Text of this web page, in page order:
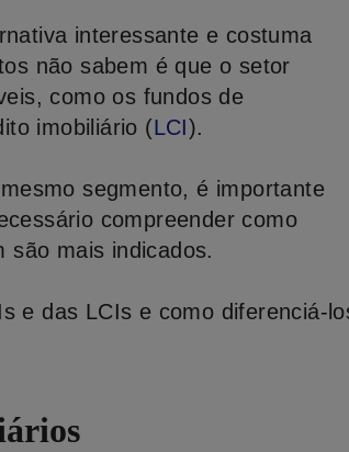
interessante e costuma
não sabem é que o setor
como os fundos de
imobiliário (LCI).
segmento, é importante
compreender como
são mais indicados.
e das LCIs e como diferenciá-